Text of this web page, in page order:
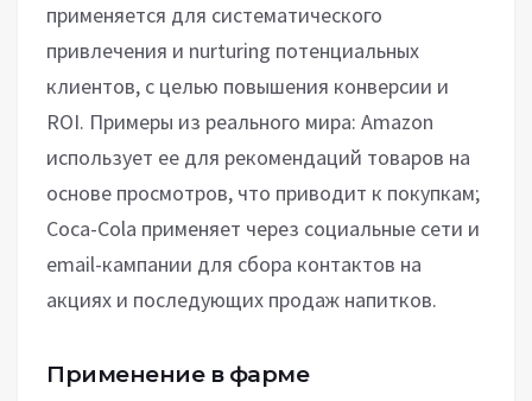
применяется для систематического
привлечения и nurturing потенциальных
клиентов, с целью повышения конверсии и
ROI. Примеры из реального мира: Amazon
использует ее для рекомендаций товаров на
основе просмотров, что приводит к покупкам;
Coca-Cola применяет через социальные сети и
email-кампании для сбора контактов на
акциях и последующих продаж напитков.
Применение в фарме